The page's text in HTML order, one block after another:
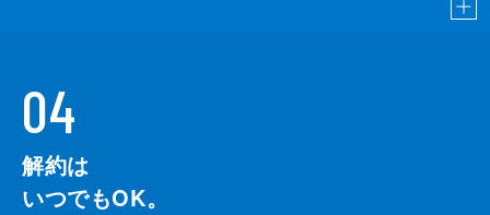
04
解約は
いつでもOK。